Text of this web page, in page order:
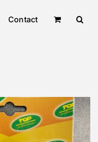
Contact